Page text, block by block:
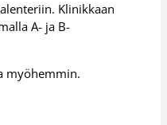
Klinikkaan
A- ja B-
myöhemmin.